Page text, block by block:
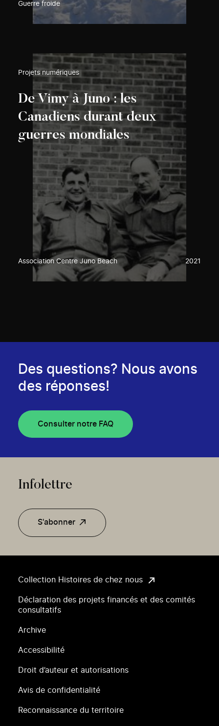
Guerre froide
Projets numériques
De Vimy à Juno : les
Canadiens durant deux
guerres mondiales
Association Centre Juno Beach 2021
Collection Histoires de chez nous
Déclaration des projets financés et des comités
consultatifs
Archive
Accessibilité
Droit d’auteur et autorisations
Avis de confidentialité
Reconnaissance du territoire
Des questions? Nous avons
des réponses!
Consulter notre FAQ
Infolettre
S'abonner